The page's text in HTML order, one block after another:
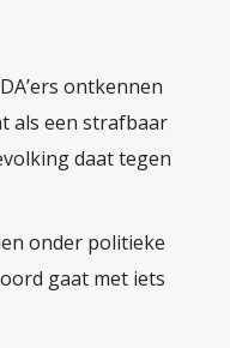
ontkennen
als een strafbaar
daat tegen
onder politieke
gaat met iets